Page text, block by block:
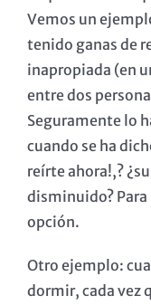
Vemos un
tenido ganas de
inapropiada (en
entre dos
Seguramente lo
cuando se ha
reírte ahora!,?
disminuido?
opción.
Otro ejemplo:
dormir, cada vez